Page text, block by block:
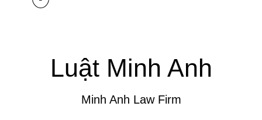
Luật Minh Anh
Minh Anh Law Firm